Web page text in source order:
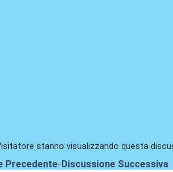
stanno visualizzando questa
Precedente- Discussione Successiva